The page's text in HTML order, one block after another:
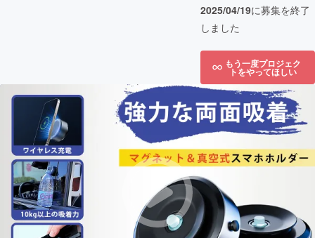
2025/04/19に募集を終了
しました
もう一度プロジェク
トをやってほしい